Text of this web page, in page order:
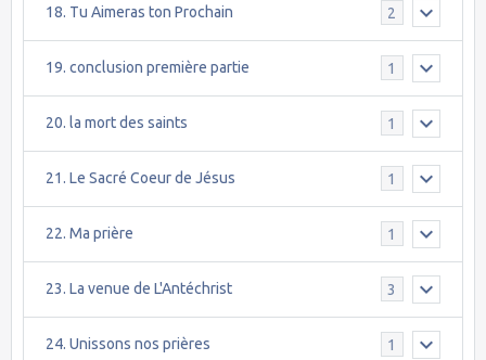
18. Tu Aimeras ton Prochain 2
19. conclusion première partie 1
20. la mort des saints 1
21. Le Sacré Coeur de Jésus 1
22. Ma prière 1
23. La venue de L'Antéchrist 3
24. Unissons nos prières 1